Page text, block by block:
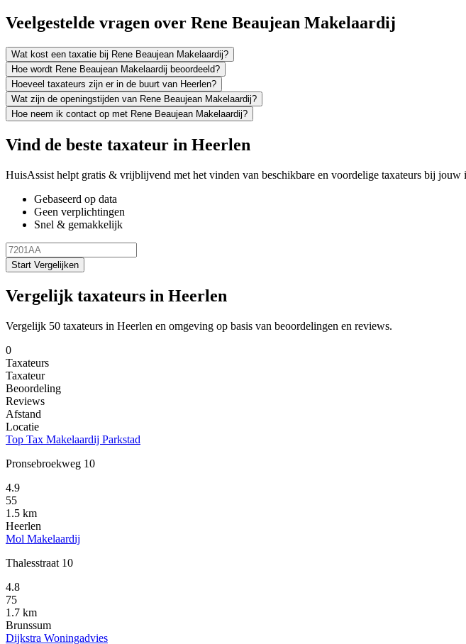
Veelgestelde vragen over Rene Beaujean Makelaardij
Wat kost een taxatie bij Rene Beaujean Makelaardij?
Hoe wordt Rene Beaujean Makelaardij beoordeeld?
Hoeveel taxateurs zijn er in de buurt van Heerlen?
Wat zijn de openingstijden van Rene Beaujean Makelaardij?
Hoe neem ik contact op met Rene Beaujean Makelaardij?
Vind de beste taxateur in Heerlen
HuisAssist helpt gratis & vrijblijvend met het vinden van beschikbare en voordelige taxateurs bij
Gebaseerd op data
Geen verplichtingen
Snel & gemakkelijk
Start Vergelijken
Vergelijk taxateurs in Heerlen
Vergelijk 50 taxateurs in Heerlen en omgeving op basis van beoordelingen en reviews.
0
Taxateurs
Taxateur
Beoordeling
Reviews
Afstand
Locatie
Top Tax Makelaardij Parkstad
Pronsebroekweg 10
4.9
55
1.5 km
Heerlen
Mol Makelaardij
Thalesstraat 10
4.8
75
1.7 km
Brunssum
Dijkstra Woningadvies